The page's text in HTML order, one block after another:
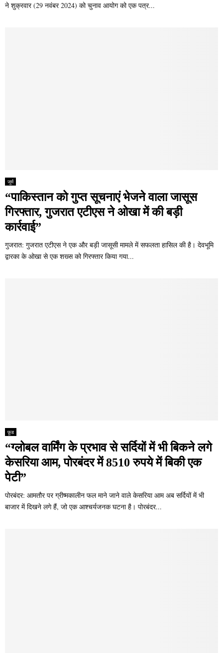
ने शुक्रवार (29 नवंबर 2024) को चुनाव आयोग को एक पत्र...
जुर्म
“पाकिस्तान को गुप्त सूचनाएं भेजने वाला जासूस
गिरफ्तार, गुजरात एटीएस ने ओखा में की बड़ी
कार्रवाई”
गुजरात: गुजरात एटीएस ने एक और बड़ी जासूसी मामले में सफलता हासिल की है। देवभूमि
द्वारका के ओखा से एक शख्स को गिरफ्तार किया गया...
फ़ूड
“ग्लोबल वार्मिंग के प्रभाव से सर्दियों में भी बिकने लगे
केसरिया आम, पोरबंदर में 8510 रुपये में बिकी एक
पेटी”
पोरबंदर: आमतौर पर ग्रीष्मकालीन फल माने जाने वाले केसरिया आम अब सर्दियों में भी
बाजार में दिखने लगे हैं, जो एक आश्चर्यजनक घटना है। पोरबंदर...